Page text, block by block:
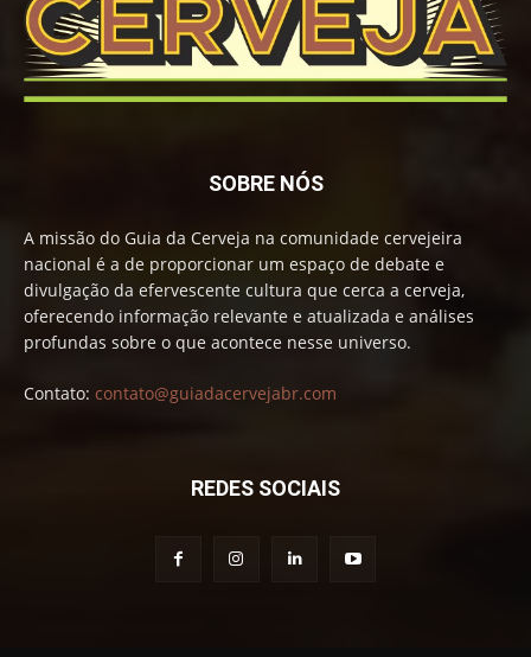
SOBRE NÓS
A missão do Guia da Cerveja na comunidade cervejeira
nacional é a de proporcionar um espaço de debate e
divulgação da efervescente cultura que cerca a cerveja,
oferecendo informação relevante e atualizada e análises
profundas sobre o que acontece nesse universo.
Contato: contato@guiadacervejabr.com
REDES SOCIAIS